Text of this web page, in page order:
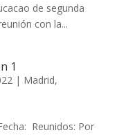
de segunda
con la...
1
| Madrid,
Reunidos: Por